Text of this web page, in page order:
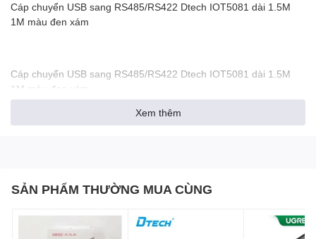
Cáp chuyển USB sang RS485/RS422 Dtech IOT5081 dài 1.5M
1M màu đen xám
Cáp chuyển USB sang RS485/RS422 Dtech IOT5081 dài 1.5M
1M màu đen xám
Chiều dài' 1M 1.5M tùy chọn
Xem thêm
SẢN PHẨM THƯỜNG MUA CÙNG